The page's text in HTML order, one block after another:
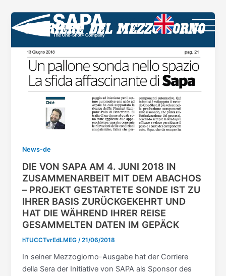
contenuto
News-de
DIE VON SAPA AM 4. JUNI 2018 IN
ZUSAMMENARBEIT MIT DEM ABACHOS
– PROJEKT GESTARTETE SONDE IST ZU
IHRER BASIS ZURÜCKGEKEHRT UND
HAT DIE WÄHREND IHRER REISE
GESAMMELTEN DATEN IM GEPÄCK
hTUCCTvrEdLMEG/21/06/2018
In seiner Mezzogiorno-Ausgabe hat der Corriere
della Sera der Initiative von SAPA als Sponsor des
articoli